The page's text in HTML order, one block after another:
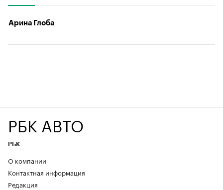
Арина Глоба
РБК АВТО
РБК
О компании
Контактная информация
Редакция